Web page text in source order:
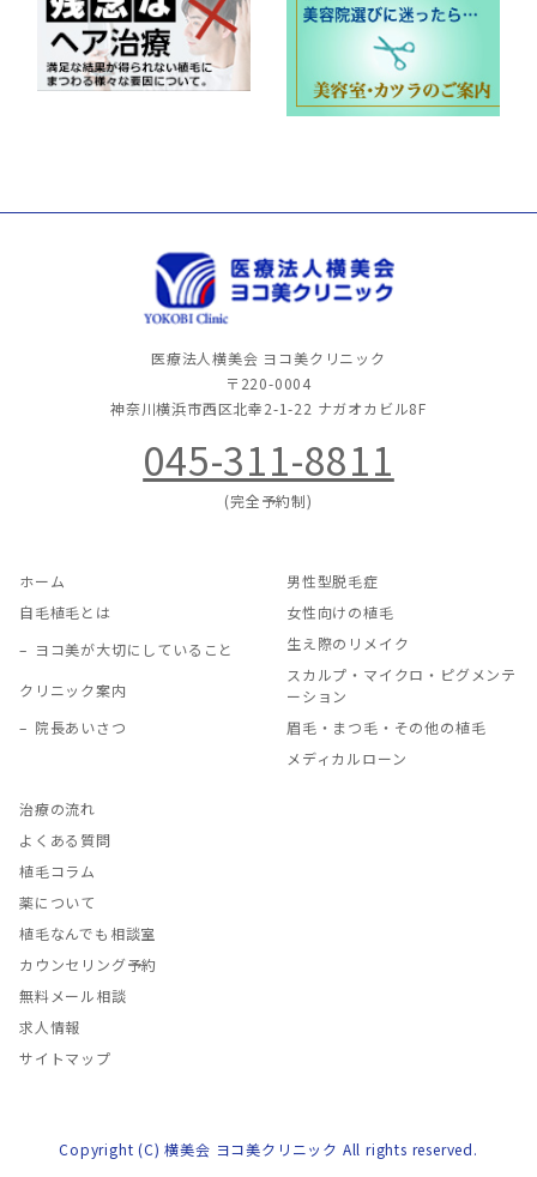
医療法人横美会 ヨコ美クリニック
〒220-0004
神奈川横浜市西区北幸2-1-22 ナガオカビル8F
045-311-8811
(完全予約制)
ホーム
自毛植毛とは
ヨコ美が大切にしていること
クリニック案内
院長あいさつ
男性型脱毛症
女性向けの植毛
生え際のリメイク
スカルプ・マイクロ・ピグメンテ
ーション
眉毛・まつ毛・その他の植毛
メディカルローン
治療の流れ
よくある質問
植毛コラム
薬について
植毛なんでも相談室
カウンセリング予約
無料メール相談
求人情報
サイトマップ
Copyright (C) 横美会 ヨコ美クリニック All rights reserved.